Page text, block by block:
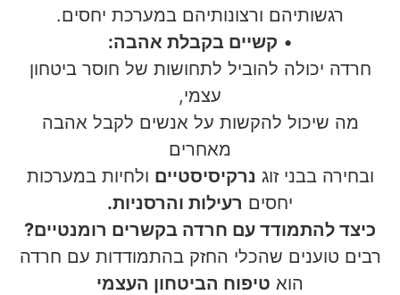
רגשותיהם ורצונותיהם במערכת יחסים.
• קשיים בקבלת אהבה:
חרדה יכולה להוביל לתחושות של חוסר ביטחון
עצמי,
מה שיכול להקשות על אנשים לקבל אהבה
מאחרים
ובחירה בבני זוג נרקיסיסטיים ולחיות במערכות
יחסים רעילות והרסניות.
כיצד להתמודד עם חרדה בקשרים רומנטיים?
רבים טוענים שהכלי החזק בהתמודדות עם חרדה
הוא טיפוח הביטחון העצמי